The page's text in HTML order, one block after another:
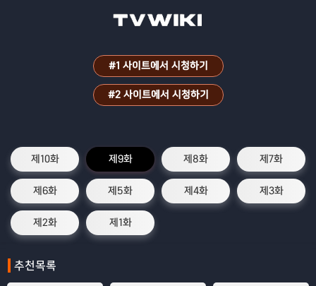
#1 사이트에서 시청하기
#2 사이트에서 시청하기
제10화 제9화 제8화 제7화
제6화 제5화 제4화 제3화
제2화 제1화
추천목록